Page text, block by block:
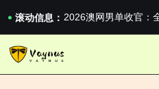
滚动信息： 2026澳网男单收官：
《巅峰守卫
iPhone 16e 发布，苹